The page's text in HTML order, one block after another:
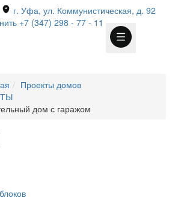
г. Уфа, ул. Коммунистическая, д. 92
+7 (347) 298 - 77 - 11
Проекты домов
дом с гаражом